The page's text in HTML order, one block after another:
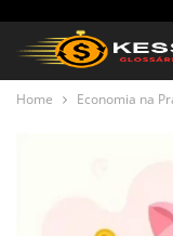
Home Economia na